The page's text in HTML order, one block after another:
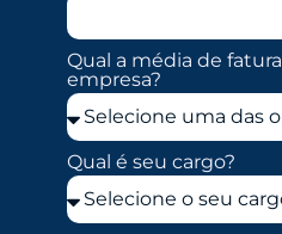
Qual a média de
empresa?
Qual é seu cargo?